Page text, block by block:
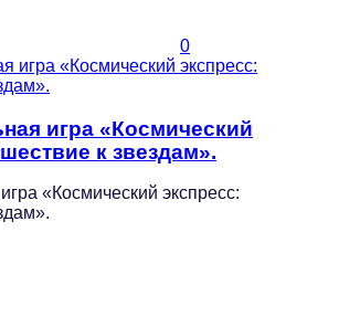
0
игра «Космический
к звездам».
«Космический экспресс: